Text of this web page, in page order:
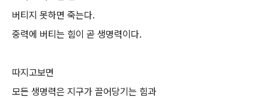
버티지 못하면 죽는다.
중력에 버티는 힘이 곧 생명력이다.
따지고보면
모든 생명력은 지구가 끌어당기는 힘과